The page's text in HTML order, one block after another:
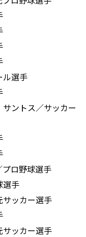
選手
ントス／サッカー
ロ野球選手
選手
ッカー選手
ッカー選手